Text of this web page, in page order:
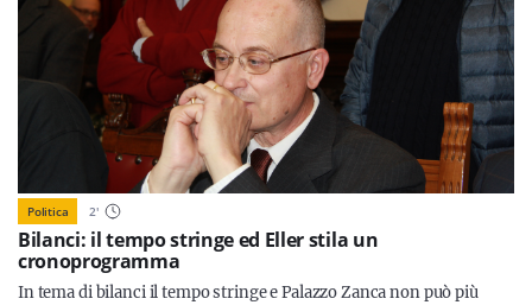
Politica 2'
Bilanci: il tempo stringe ed Eller stila un
cronoprogramma
In tema di bilanci il tempo stringe e Palazzo Zanca non può più